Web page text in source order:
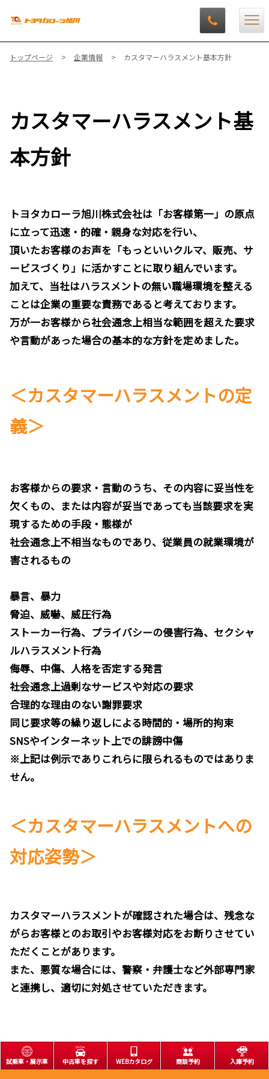
トップページ 企業情報 カスタマーハラスメント基本方針
カスタマーハラスメント基
本方針
トヨタカローラ旭川株式会社は「お客様第一」の原点
に立って迅速・的確・親身な対応を行い、
頂いたお客様のお声を「もっといいクルマ、販売、サ
ービスづくり」に活かすことに取り組んでいます。
加えて、当社はハラスメントの無い職場環境を整える
ことは企業の重要な責務であると考えております。
万が一お客様から社会通念上相当な範囲を超えた要求
や言動があった場合の基本的な方針を定めました。
＜カスタマーハラスメントの定
義＞
お客様からの要求・言動のうち、その内容に妥当性を
欠くもの、または内容が妥当であっても当該要求を実
現するための手段・態様が
社会通念上不相当なものであり、従業員の就業環境が
害されるもの
暴言、暴力
脅迫、威嚇、威圧行為
ストーカー行為、プライバシーの侵害行為、セクシャ
ルハラスメント行為
侮辱、中傷、人格を否定する発言
社会通念上過剰なサービスや対応の要求
合理的な理由のない謝罪要求
同じ要求等の繰り返しによる時間的・場所的拘束
SNSやインターネット上での誹謗中傷
※上記は例示でありこれらに限られるものではありま
せん。
＜カスタマーハラスメントへの
対応姿勢＞
カスタマーハラスメントが確認された場合は、残念な
がらお客様とのお取引やお客様対応をお断りさせてい
ただくことがあります。
また、悪質な場合には、警察・弁護士など外部専門家
と連携し、適切に対処させていただきます。
試乗車・展示車 中古車を探す WEBカタログ 商談予約 入庫予約